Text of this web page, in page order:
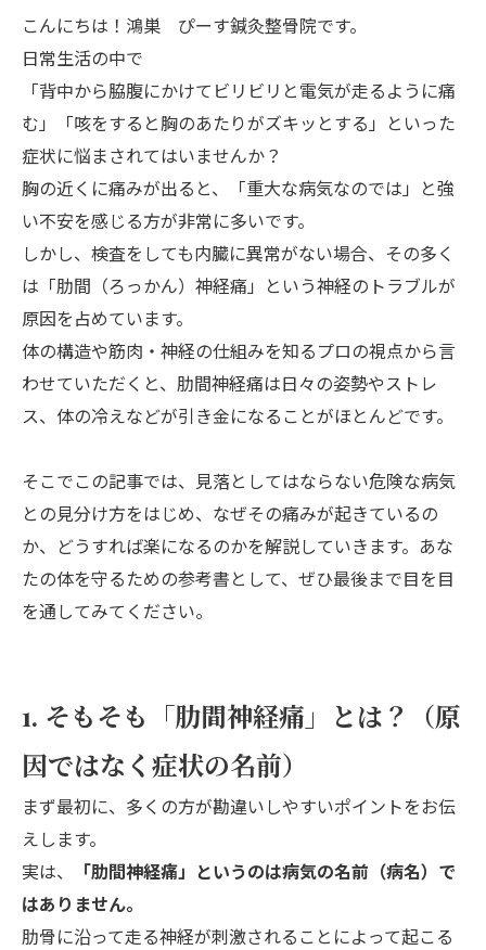
こんにちは！鴻巣 ぴーす鍼灸整骨院です。
日常生活の中で
「背中から脇腹にかけてビリビリと電気が走るように痛
む」「咳をすると胸のあたりがズキッとする」といった
症状に悩まされてはいませんか？
胸の近くに痛みが出ると、「重大な病気なのでは」と強
い不安を感じる方が非常に多いです。
しかし、検査をしても内臓に異常がない場合、その多く
は「肋間（ろっかん）神経痛」という神経のトラブルが
原因を占めています。
体の構造や筋肉・神経の仕組みを知るプロの視点から言
わせていただくと、肋間神経痛は日々の姿勢やストレ
ス、体の冷えなどが引き金になることがほとんどです。
そこでこの記事では、見落としてはならない危険な病気
との見分け方をはじめ、なぜその痛みが起きているの
か、どうすれば楽になるのかを解説していきます。あな
たの体を守るための参考書として、ぜひ最後まで目を目
を通してみてください。
1. そもそも「肋間神経痛」とは？（原
因ではなく症状の名前）
まず最初に、多くの方が勘違いしやすいポイントをお伝
えします。
実は、
「肋間神経痛」というのは病気の名前（病名）で
はありません。
肋骨に沿って走る神経が刺激されることによって起こる